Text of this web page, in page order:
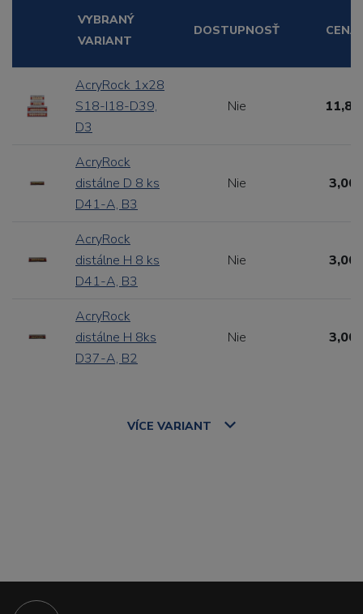
VYBRANÝ
VARIANT
DOSTUPNOSŤ CENA
AcryRock 1x28
S18-I18-D39,
D3
Nie
AcryRock
distálne D 8 ks
D41-A, B3
Nie 3,00
AcryRock
distálne H 8 ks
D41-A, B3
Nie 3,00
AcryRock
distálne H 8ks
D37-A, B2
Nie 3,00
VÍCE VARIANT